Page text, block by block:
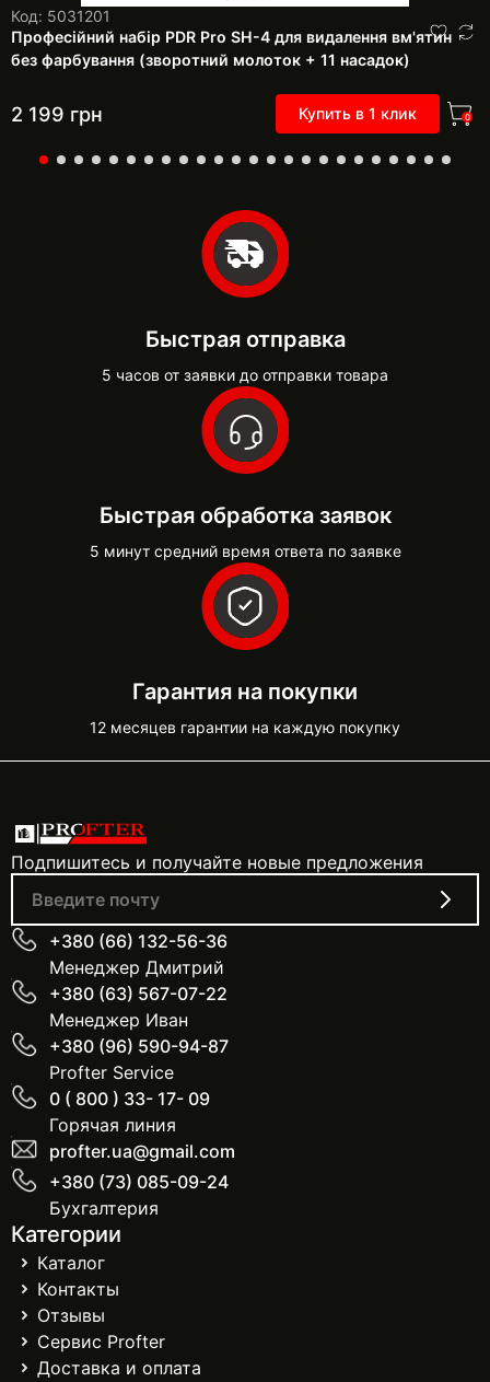
Код: 5031201
Професійний набір PDR Pro SH-4 для видалення вм'ятин
без фарбування (зворотний молоток + 11 насадок)
2 199 грн Купить в 1 клик 0
Быстрая отправка
5 часов от заявки до отправки товара
Быстрая обработка заявок
5 минут средний время ответа по заявке
Гарантия на покупки
12 месяцев гарантии на каждую покупку
Подпишитесь и получайте новые предложения
+380 (66) 132-56-36
Менеджер Дмитрий
+380 (63) 567-07-22
Менеджер Иван
+380 (96) 590-94-87
Profter Service
0 ( 800 ) 33- 17- 09
Горячая линия
profter.ua@gmail.com
+380 (73) 085-09-24
Бухгалтерия
Категории
Каталог
Контакты
Отзывы
Сервис Profter
Доставка и оплата